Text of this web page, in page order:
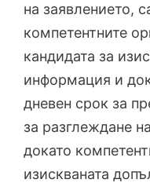
на заявлението,
компетентните
кандидата за
информация и
дневен срок за
за разглеждане
докато
изискваната